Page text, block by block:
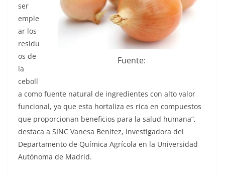
Fuente:
ser
emple
ar los
residu
os de
la
ceboll
a como fuente natural de ingredientes con alto valor
funcional, ya que esta hortaliza es rica en compuestos
que proporcionan beneficios para la salud humana”,
destaca a SINC Vanesa Benítez, investigadora del
Departamento de Química Agrícola en la Universidad
Autónoma de Madrid.